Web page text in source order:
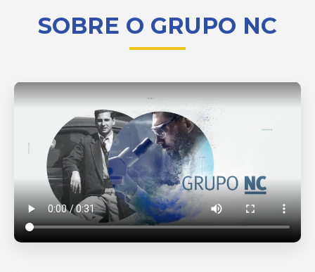
SOBRE O GRUPO NC